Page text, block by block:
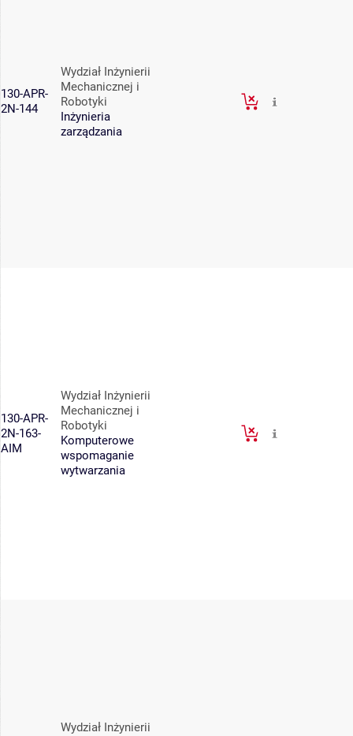
130-APR-
2N-144
Wydział Inżynierii
Mechanicznej i
Robotyki
Inżynieria
zarządzania
130-APR-
2N-163-
AIM
Wydział Inżynierii
Mechanicznej i
Robotyki
Komputerowe
wspomaganie
wytwarzania
Wydział Inżynierii